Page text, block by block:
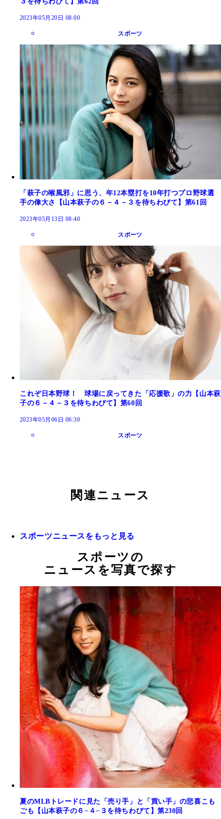
2023年05月20日 08:00
スポーツ
「萩子の喉風邪」に思う、年12本塁打を10年打つプロ野球選
手の偉大さ【山本萩子の６－４－３を待ちわびて】第61回
2023年05月13日 08:40
スポーツ
これぞ日本野球！ 球場に戻ってきた「応援歌」の力【山本萩
子の６－４－３を待ちわびて】第60回
2023年05月06日 06:30
スポーツ
関連ニュース
スポーツニュースをもっと見る
スポーツの
ニュースを写真で探す
夏のMLBトレードに見た「売り手」と「買い手」の悲喜こも
ごも【山本萩子の６−４−３を待ちわびて】第230回